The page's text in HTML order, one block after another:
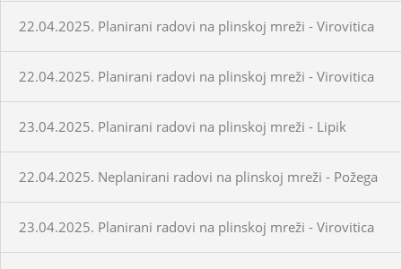
22.04.2025. Planirani radovi na plinskoj mreži - Virovitica
22.04.2025. Planirani radovi na plinskoj mreži - Virovitica
23.04.2025. Planirani radovi na plinskoj mreži - Lipik
22.04.2025. Neplanirani radovi na plinskoj mreži - Požega
23.04.2025. Planirani radovi na plinskoj mreži - Virovitica